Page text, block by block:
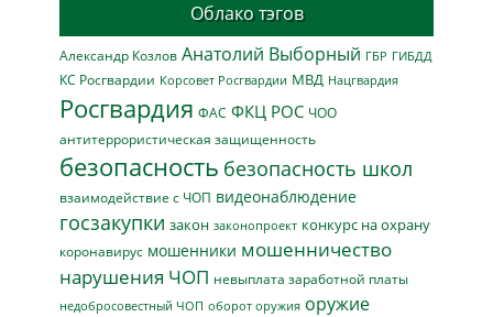
Облако тэгов
Александр Козлов Анатолий Выборный ГБР ГИБДД
КС Росгвардии Корсовет Росгвардии МВД Нацгвардия
Росгвардия ФАС ФКЦ РОС ЧОО
антитеррористическая защищенность
безопасность безопасность школ
взаимодействие с ЧОП видеонаблюдение
госзакупки закон законопроект конкурс на охрану
коронавирус мошенники мошенничество
нарушения ЧОП невыплата заработной платы
недобросовестный ЧОП оборот оружия оружие